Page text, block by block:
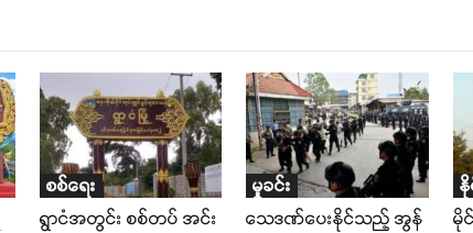
စစ်ရေး
ရွာငံအတွင်း စစ်တပ် အင်း
မှုခင်း
သေဒဏ်ပေးနိုင်သည့် အွန်
နို
မို